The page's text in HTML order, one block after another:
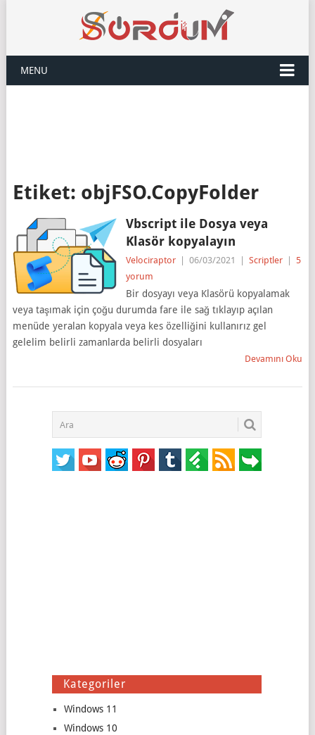
MENU
Etiket: objFSO.CopyFolder
Vbscript ile Dosya veya
Klasör kopyalayın
Velociraptor 06/03/2021 Scriptler
5
yorum
Bir dosyayı veya Klasörü kopyalamak
veya taşımak için çoğu durumda fare ile sağ tıklayıp açılan
menüde yeralan kopyala veya kes özelliğini kullanırız gel
gelelim belirli zamanlarda belirli dosyaları
Devamını Oku
Kategoriler
Windows 11
Windows 10